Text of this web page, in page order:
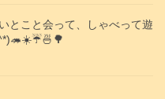
とこと会って、しゃべって遊